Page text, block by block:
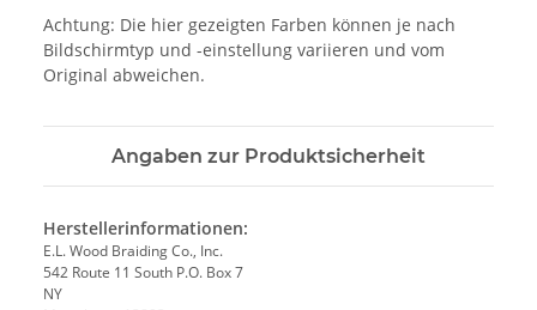
Achtung: Die hier gezeigten Farben können je nach
Bildschirmtyp und -einstellung variieren und vom
Original abweichen.
Angaben zur Produktsicherheit
Herstellerinformationen:
E.L. Wood Braiding Co., Inc.
542 Route 11 South P.O. Box 7
NY